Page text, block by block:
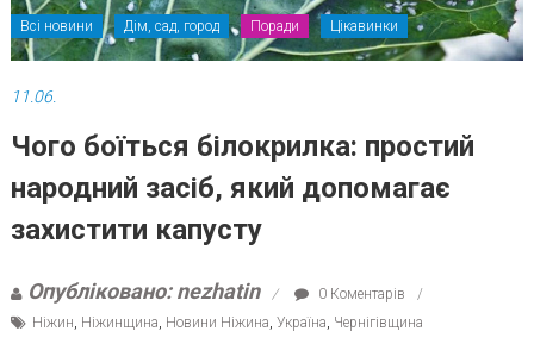
Всі новини Дім, сад, город Поради Цікавинки
11.06.
Чого боїться білокрилка: простий
народний засіб, який допомагає
захистити капусту
Опубліковано: nezhatin
0 Коментарів
Ніжин Ніжинщина Новини Ніжина Україна Чернігівщина